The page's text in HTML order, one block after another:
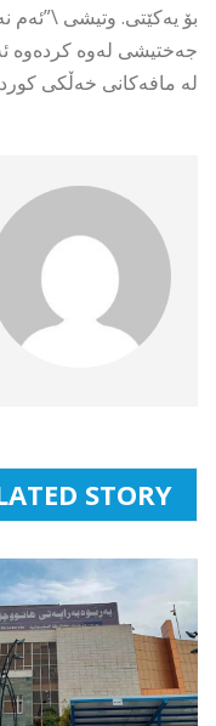
بۆ یەکێتی. وتیشی \”ئەم
جەختیشی لەوە کردەوە
لە مافەکانی خەڵکی
STORY